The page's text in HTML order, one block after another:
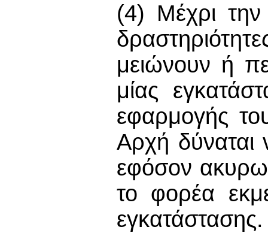
(4) Μέχρι την
μειώνουν ή
μίας
εφαρμογής
Αρχή δύναται
εφόσον
το φορέα
εγκατάστασης.